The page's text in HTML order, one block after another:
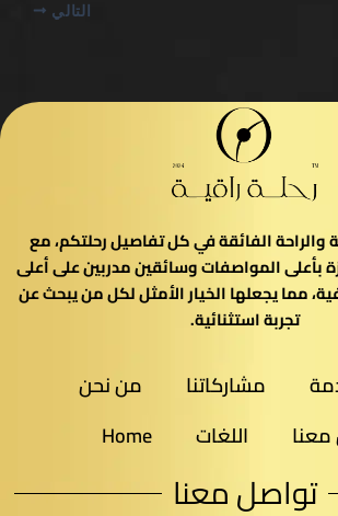
التالي
والراحة الفائقة في كل تفاصيل رحلتكم، مع
بأعلى المواصفات وسائقين مدربين على أعلى
مما يجعلها الخيار الأمثل لكل من يبحث عن
تجربة استثنائية.
مشاركاتنا
من نحن
اللغات Home
تواصل معنا​